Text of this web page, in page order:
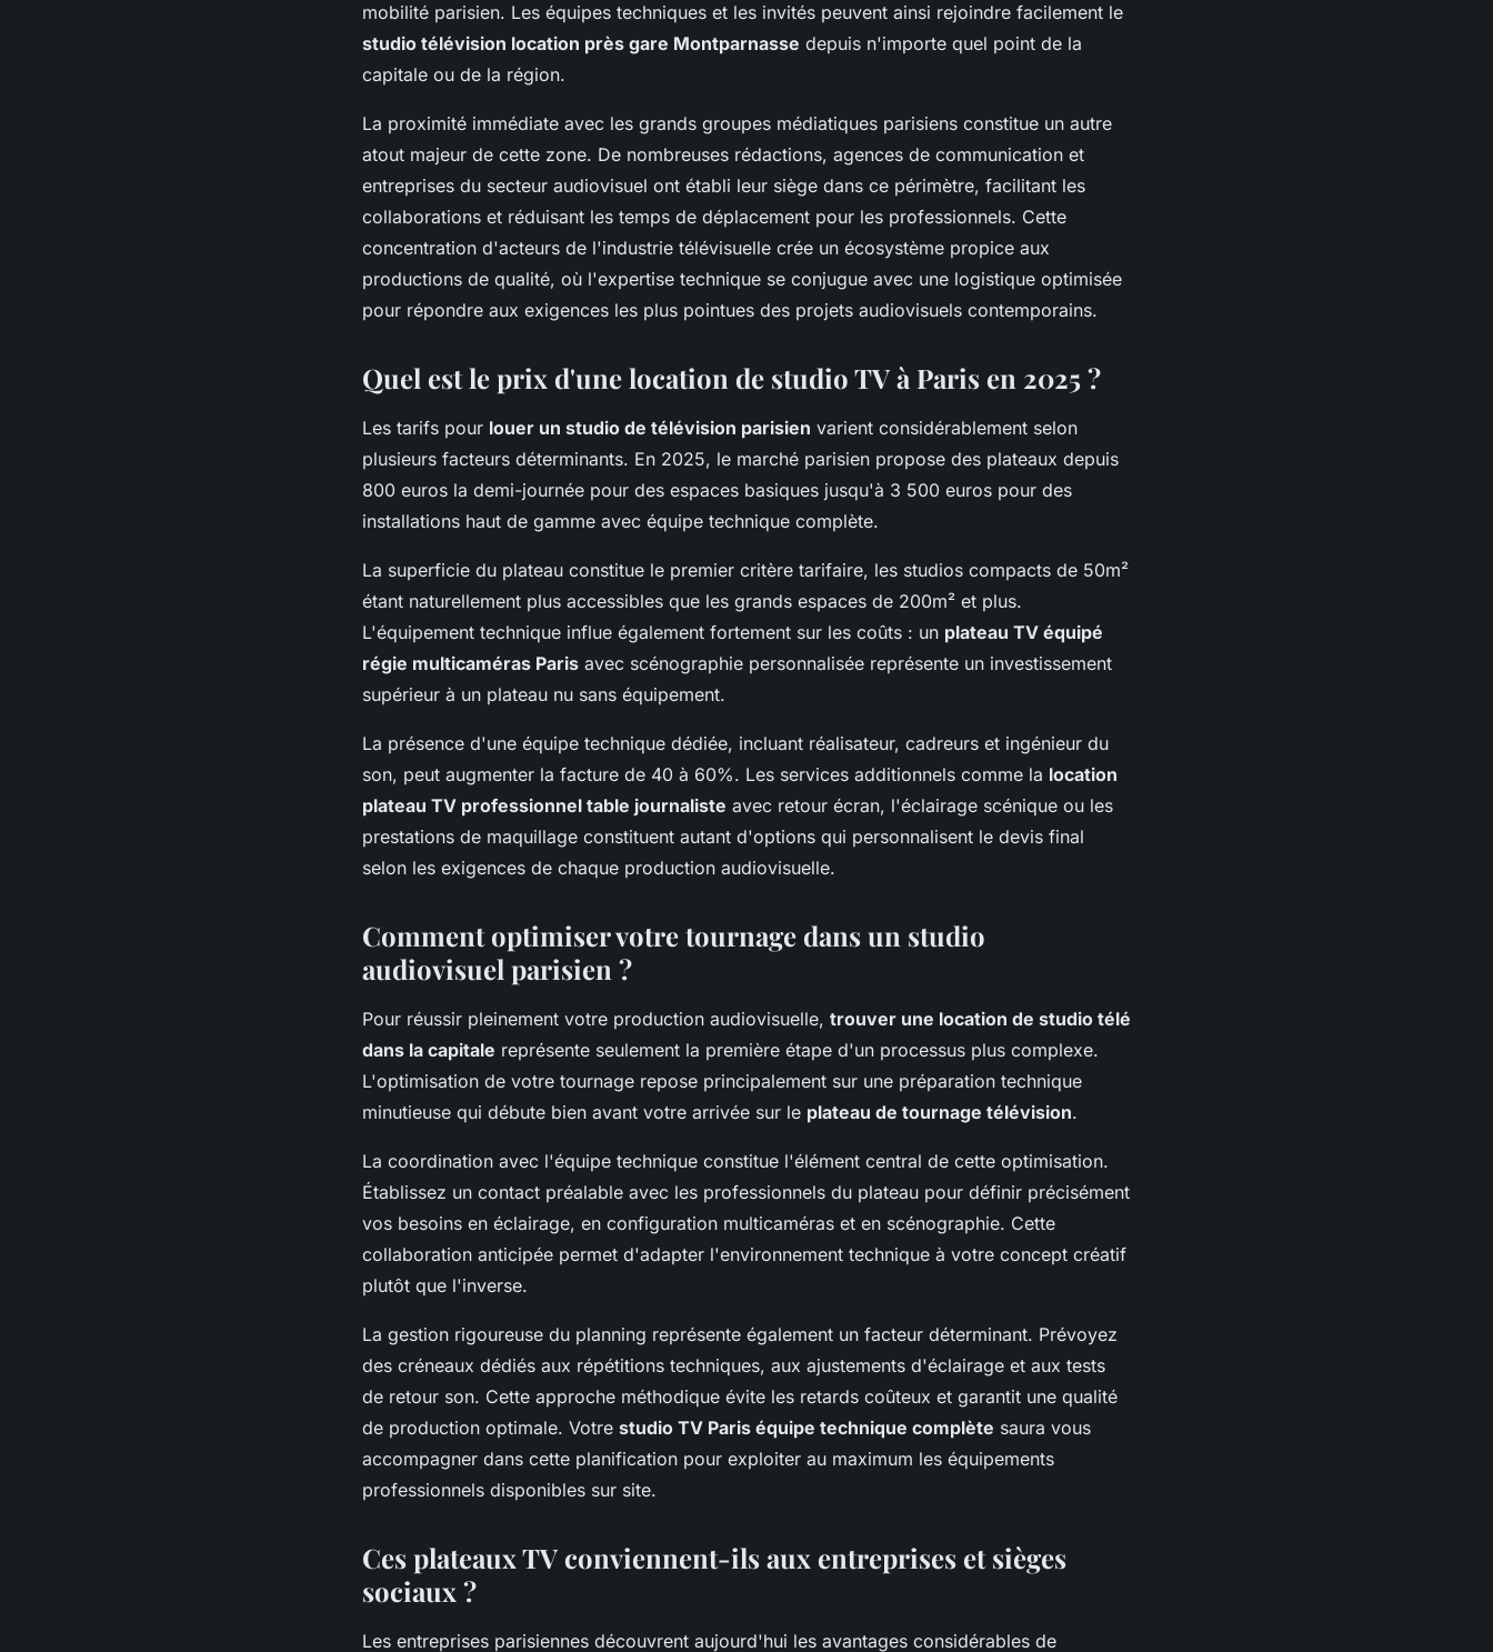
mobilité parisien. Les équipes techniques et les invités peuvent ainsi rejoindre facilement le
studio télévision location près gare Montparnasse depuis n'importe quel point de la
capitale ou de la région.
La proximité immédiate avec les grands groupes médiatiques parisiens constitue un autre
atout majeur de cette zone. De nombreuses rédactions, agences de communication et
entreprises du secteur audiovisuel ont établi leur siège dans ce périmètre, facilitant les
collaborations et réduisant les temps de déplacement pour les professionnels. Cette
concentration d'acteurs de l'industrie télévisuelle crée un écosystème propice aux
productions de qualité, où l'expertise technique se conjugue avec une logistique optimisée
pour répondre aux exigences les plus pointues des projets audiovisuels contemporains.
Quel est le prix d'une location de studio TV à Paris en 2025 ?
Les tarifs pour louer un studio de télévision parisien varient considérablement selon
plusieurs facteurs déterminants. En 2025, le marché parisien propose des plateaux depuis
800 euros la demi-journée pour des espaces basiques jusqu'à 3 500 euros pour des
installations haut de gamme avec équipe technique complète.
La superficie du plateau constitue le premier critère tarifaire, les studios compacts de 50m²
étant naturellement plus accessibles que les grands espaces de 200m² et plus.
L'équipement technique influe également fortement sur les coûts : un plateau TV équipé
régie multicaméras Paris avec scénographie personnalisée représente un investissement
supérieur à un plateau nu sans équipement.
La présence d'une équipe technique dédiée, incluant réalisateur, cadreurs et ingénieur du
son, peut augmenter la facture de 40 à 60%. Les services additionnels comme la location
plateau TV professionnel table journaliste avec retour écran, l'éclairage scénique ou les
prestations de maquillage constituent autant d'options qui personnalisent le devis final
selon les exigences de chaque production audiovisuelle.
Comment optimiser votre tournage dans un studio
audiovisuel parisien ?
Pour réussir pleinement votre production audiovisuelle, trouver une location de studio télé
dans la capitale représente seulement la première étape d'un processus plus complexe.
L'optimisation de votre tournage repose principalement sur une préparation technique
minutieuse qui débute bien avant votre arrivée sur le plateau de tournage télévision.
La coordination avec l'équipe technique constitue l'élément central de cette optimisation.
Établissez un contact préalable avec les professionnels du plateau pour définir précisément
vos besoins en éclairage, en configuration multicaméras et en scénographie. Cette
collaboration anticipée permet d'adapter l'environnement technique à votre concept créatif
plutôt que l'inverse.
La gestion rigoureuse du planning représente également un facteur déterminant. Prévoyez
des créneaux dédiés aux répétitions techniques, aux ajustements d'éclairage et aux tests
de retour son. Cette approche méthodique évite les retards coûteux et garantit une qualité
de production optimale. Votre studio TV Paris équipe technique complète saura vous
accompagner dans cette planification pour exploiter au maximum les équipements
professionnels disponibles sur site.
Ces plateaux TV conviennent-ils aux entreprises et sièges
sociaux ?
Les entreprises parisiennes découvrent aujourd'hui les avantages considérables de